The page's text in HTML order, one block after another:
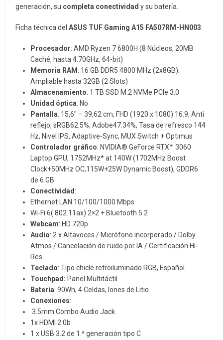
generación, su completa conectividady su batería.
Ficha técnica delASUS TUF Gaming A15 FA507RM-HN003:
Procesador: AMD Ryzen 7 6800H (8 Núcleos, 20MB
Caché, hasta 4.70GHz, 64-bit)
Memoria RAM: 16 GB DDR5 4800 MHz (2x8GB);
Ampliable hasta 32GB (2 Slots)
Almacenamiento: 1 TB SSD M.2 NVMe PCIe 3.0
Unidad óptica: No
Pantalla: 15,6″ – 39,62 cm, FHD (1920 x 1080) 16:9, Anti
reflejo, sRGB62.5%, Adobe47.34%, Tasa de refresco 144
Hz, Nivel IPS, Adaptive-Sync, MUX Switch + Optimus
Controlador gráfico: NVIDIA® GeForce RTX™ 3060
Laptop GPU, 1752MHz* at 140W (1702MHz Boost
Clock+50MHz OC,115W+25W Dynamic Boost), GDDR6
de 6 GB
Conectividad:
Ethernet LAN 10/100/1000 Mbps
Wi-Fi 6( 802.11ax) 2×2 + Bluetooth 5.2
Webcam: HD 720p
Audio: 2 x Altavoces / Micrófono incorporado / Dolby
Atmos / Cancelación de ruido por IA / Certificación Hi-
Res
Teclado: Tipo chicle retroiluminado RGB, Español
Touchpad:Panel Multitáctil
Batería: 90Wh, 4 Celdas, Iones de Litio
Conexiones:
3.5mm Combo Audio Jack
1x HDMI 2.0b
1 x USB 3.2 de 1.ª generación tipo C